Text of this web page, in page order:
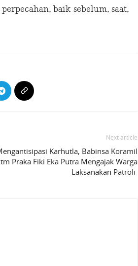
baik sebelum, saat,
Next article
Karhutla, Babinsa Koramil
Praka Fiki Eka Putra Mengajak Warga
Laksanakan Patroli